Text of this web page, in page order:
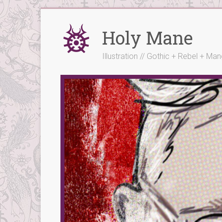
Skip
to
content
Holy Mane
Illustration // Gothic + Rebel +